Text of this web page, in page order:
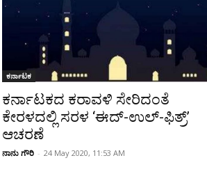
ಕರ್ನಾಟಕ
ಕರ್ನಾಟಕದ ಕರಾವಳಿ ಸೇರಿದಂತೆ
ಕೇರಳದಲ್ಲಿ ಸರಳ ‘ಈದ್-ಉಲ್-ಫಿತ್ರ್’
ಆಚರಣೆ
ನಾನು ಗೌರಿ - 24 May 2020, 11:53 AM